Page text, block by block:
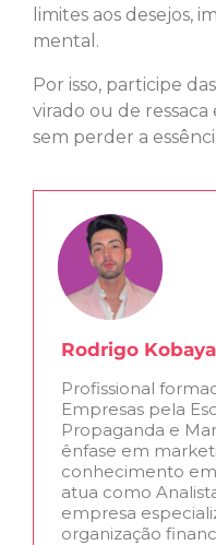
limites aos desejos,
mental.
Por isso, participe
virado ou de
sem perder a
Rodrigo
Profissional
Empresas pela
Propaganda e
ênfase em
conhecimento
atua como
empresa
organização